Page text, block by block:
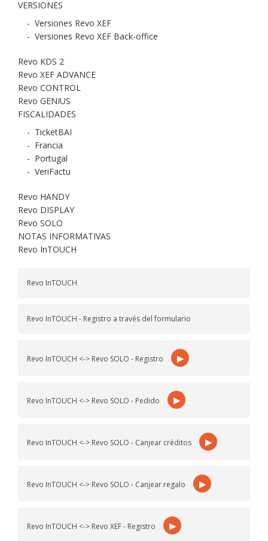
VERSIONES
- Versiones Revo XEF
- Versiones Revo XEF Back-office
Revo KDS 2
Revo XEF ADVANCE
Revo CONTROL
Revo GENIUS
FISCALIDADES
- TicketBAI
- Francia
- Portugal
- VeriFactu
Revo HANDY
Revo DISPLAY
Revo SOLO
NOTAS INFORMATIVAS
Revo InTOUCH
Revo InTOUCH
Revo InTOUCH - Registro a través del formulario
Revo InTOUCH <-> Revo SOLO - Registro ▶
Revo InTOUCH <-> Revo SOLO - Pedido ▶
Revo InTOUCH <-> Revo SOLO - Canjear créditos ▶
Revo InTOUCH <-> Revo SOLO - Canjear regalo ▶
Revo InTOUCH <-> Revo XEF - Registro ▶